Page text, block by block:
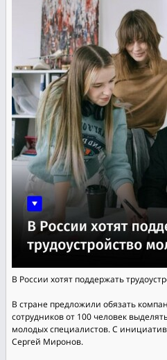
В России хотят поддержать
В стране предложили обязать
сотрудников от 100 человек
молодых специалистов. С
Сергей Миронов.